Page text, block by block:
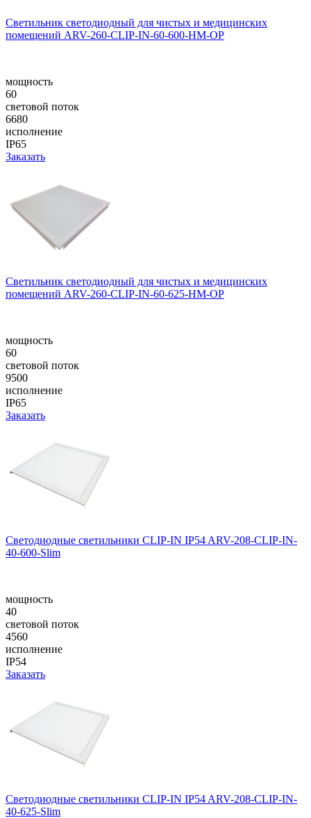
Светильник светодиодный для чистых и медицинских
помещений ARV-260-CLIP-IN-60-600-HM-OP
мощность
60
световой поток
6680
исполнение
IP65
Заказать
Светильник светодиодный для чистых и медицинских
помещений ARV-260-CLIP-IN-60-625-HM-OP
мощность
60
световой поток
9500
исполнение
IP65
Заказать
Светодиодные светильники CLIP-IN IP54 ARV-208-CLIP-IN-
40-600-Slim
мощность
40
световой поток
4560
исполнение
IP54
Заказать
Светодиодные светильники CLIP-IN IP54 ARV-208-CLIP-IN-
40-625-Slim